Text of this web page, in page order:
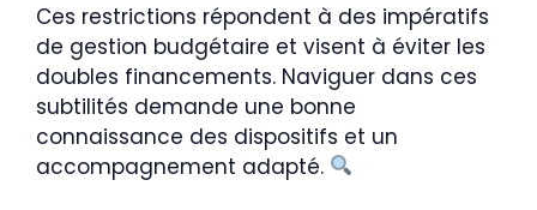
Ces restrictions répondent à des impératifs
de gestion budgétaire et visent à éviter les
doubles financements. Naviguer dans ces
subtilités demande une bonne
connaissance des dispositifs et un
accompagnement adapté.